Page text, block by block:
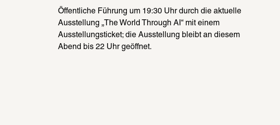
Öffentliche Führung um 19:30 Uhr durch die aktuelle
Ausstellung „The World Through AI“ mit einem
Ausstellungsticket; die Ausstellung bleibt an diesem
Abend bis 22 Uhr geöffnet.